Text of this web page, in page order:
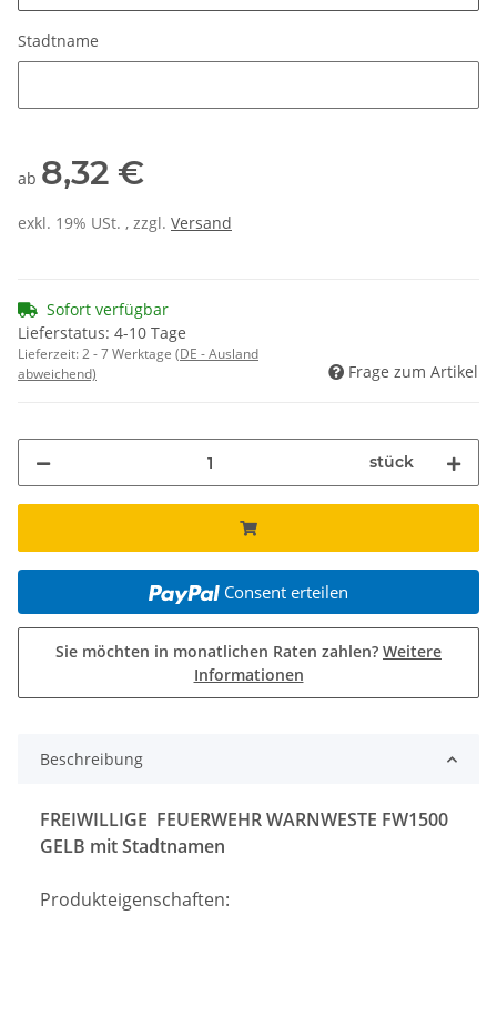
Stadtname
ab 8,32 €
exkl. 19% USt. , zzgl. Versand
Sofort verfügbar
Lieferstatus: 4-10 Tage
Lieferzeit:2 - 7 Werktage (DE - Ausland
abweichend)
Frage zum Artikel
stück
Consent erteilen
Sie möchten in monatlichen Raten zahlen? Weitere
Informationen
Beschreibung
FREIWILLIGE FEUERWEHR WARNWESTE FW1500
GELB mit Stadtnamen
Produkteigenschaften: